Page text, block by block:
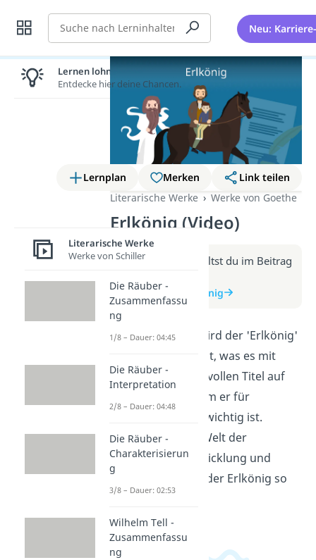
Suche Neu:
Lernplan Merken
Link teilen
Literarische Werke
Werke von Goethe
Erlkönig (Video)
Weitere Infos erhältst du im Beitrag
zum Beitrag: Erlkönig
In diesem Video wird der 'Erlkönig'
erklärt. Du erfährst, was es mit
diesem geheimnisvollen Titel auf
sich hat und warum er für
Autohersteller so wichtig ist.
Tauche ein in die Welt der
automobilen Entwicklung und
entdecke, warum der Erlkönig so
geheimnisvoll ist.
Lernen lohnt sich!
Entdecke hier deine Chancen.
Literarische Werke
Werke von Schiller
Die Räuber -
Zusammenfassu
ng
1/8 – Dauer: 04:45
Die Räuber -
Interpretation
2/8 – Dauer: 04:48
Die Räuber -
Charakterisierun
g
3/8 – Dauer: 02:53
Wilhelm Tell -
Zusammenfassu
ng